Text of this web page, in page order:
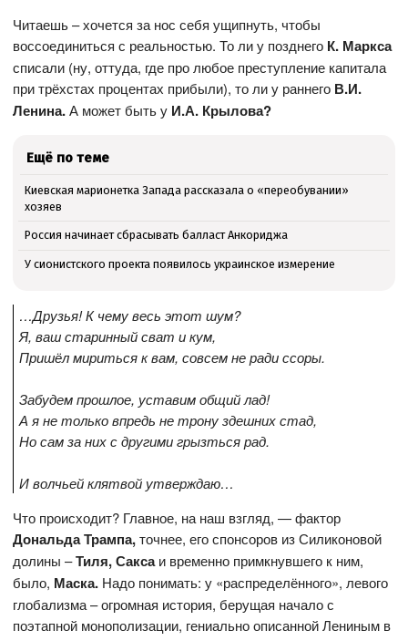
Читаешь – хочется за нос себя ущипнуть, чтобы
воссоединиться с реальностью. То ли у позднего К. Маркса
списали (ну, оттуда, где про любое преступление капитала
при трёхстах процентах прибыли), то ли у раннего В.И.
Ленина.А может быть у И.А. Крылова?
Ещё по теме
Киевская марионетка Запада рассказала о «переобувании»
хозяев
Россия начинает сбрасывать балласт Анкориджа
У сионистского проекта появилось украинское измерение
…Друзья! К чему весь этот шум?
Я, ваш старинный сват и кум,
Пришёл мириться к вам, совсем не ради ссоры.
Забудем прошлое, уставим общий лад!
А я не только впредь не трону здешних стад,
Но сам за них с другими грызться рад.
И волчьей клятвой утверждаю…
Что происходит? Главное, на наш взгляд, — фактор
Дональда Трампа,точнее, его спонсоров из Силиконовой
долины –Тиля, Саксаи временно примкнувшего к ним,
было, Маска. Надо понимать: у «распределённого», левого
глобализма – огромная история, берущая начало с
поэтапной монополизации, гениально описанной Лениным в